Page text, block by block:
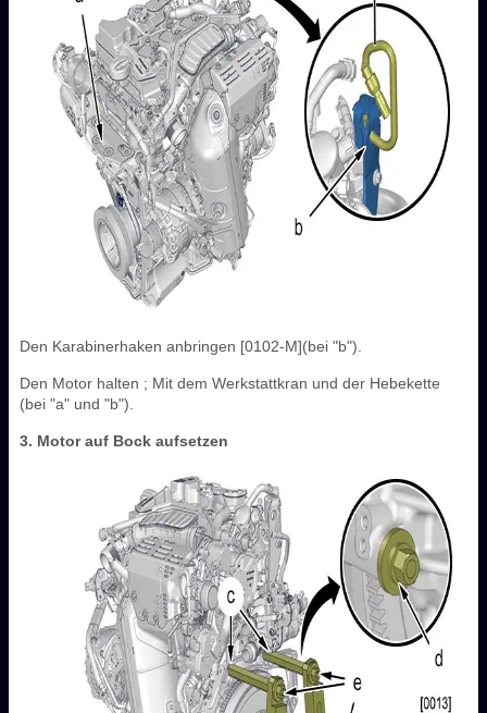
Den Karabinerhaken anbringen [0102-M](bei "b").
Den Motor halten ; Mit dem Werkstattkran und der Hebekette
(bei "a" und "b").
3. Motor auf Bock aufsetzen